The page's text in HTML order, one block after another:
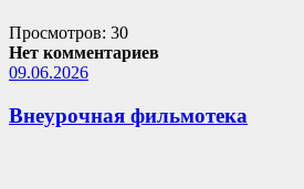
Просмотров: 30
Нет комментариев
09.06.2026
Внеурочная фильмотека